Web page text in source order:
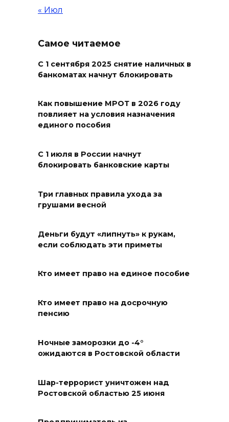
осваивают новые профессии
тысяч детей: в Ростовской
области продолжается
в донской столице
07 августа 2026 18:28
«Метеор» «Андрей Байков»
Меры поддержки после ЧС
взаимодействие участников
избирательного процесса в
07 августа 2026 17:14
Емельяновых на Большой
Садовой, 94, обследуют
« Июл
Самое читаемое
С 1 сентября 2025 снятие наличных в
банкоматах начнут блокировать
Как повышение МРОТ в 2026 году
повлияет на условия назначения
единого пособия
С 1 июля в России начнут
блокировать банковские карты
Три главных правила ухода за
грушами весной
Деньги будут «липнуть» к рукам,
если соблюдать эти приметы
Кто имеет право на единое пособие
Кто имеет право на досрочную
пенсию
Ночные заморозки до -4°
ожидаются в Ростовской области
Шар-террорист уничтожен над
Ростовской областью 25 июня